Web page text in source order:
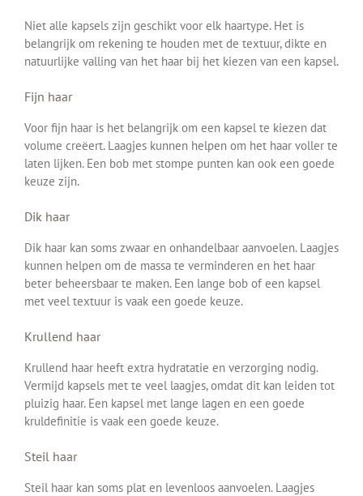
Niet alle kapsels zijn geschikt voor elk haartype. Het is
belangrijk om rekening te houden met de textuur, dikte en
natuurlijke valling van het haar bij het kiezen van een kapsel.
Fijn haar
Voor fijn haar is het belangrijk om een kapsel te kiezen dat
volume creëert. Laagjes kunnen helpen om het haar voller te
laten lijken. Een bob met stompe punten kan ook een goede
keuze zijn.
Dik haar
Dik haar kan soms zwaar en onhandelbaar aanvoelen. Laagjes
kunnen helpen om de massa te verminderen en het haar
beter beheersbaar te maken. Een lange bob of een kapsel
met veel textuur is vaak een goede keuze.
Krullend haar
Krullend haar heeft extra hydratatie en verzorging nodig.
Vermijd kapsels met te veel laagjes, omdat dit kan leiden tot
pluizig haar. Een kapsel met lange lagen en een goede
kruldefinitie is vaak een goede keuze.
Steil haar
Steil haar kan soms plat en levenloos aanvoelen. Laagjes